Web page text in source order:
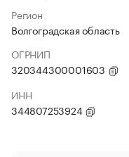
Регион
Волгоградская область
ОГРНИП
320344300001603
ИНН
344807253924